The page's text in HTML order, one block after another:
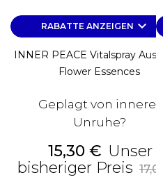
RABATTE ANZEIGEN keyboard_arrow_down
INNER PEACE Vitalspray
Flower Essences
Geplagt von innerer
Unruhe?
Preis
15,30 € Unser
bisheriger Preis Alter